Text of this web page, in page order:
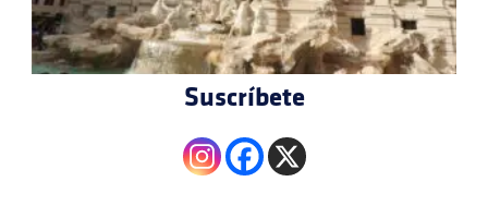
Suscríbete